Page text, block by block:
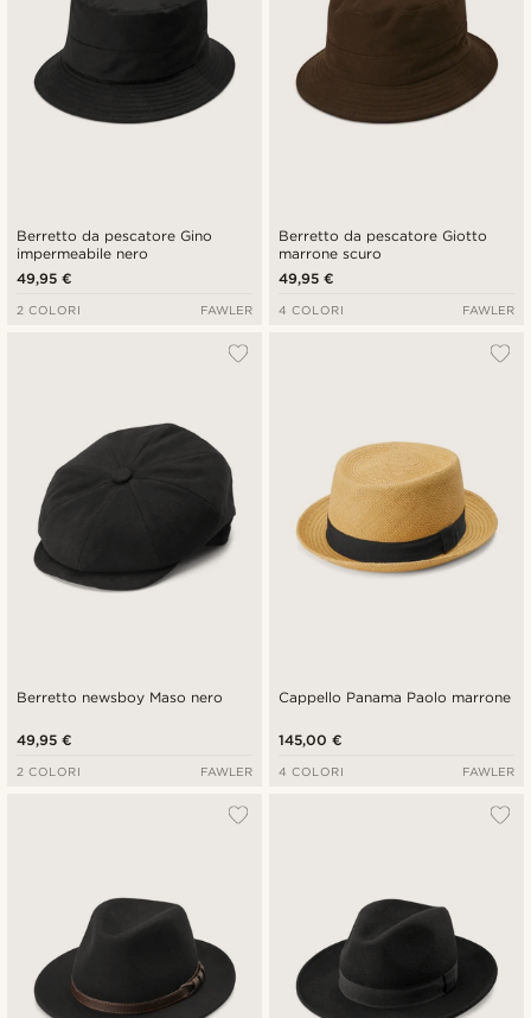
Berretto da pescatore Gino
impermeabile nero
49,95 €
2 COLORI FAWLER
Berretto da pescatore Giotto
marrone scuro
49,95 €
4 COLORI FAWLER
Berretto newsboy Maso nero
49,95 €
2 COLORI FAWLER
Cappello Panama Paolo marrone
145,00 €
4 COLORI FAWLER